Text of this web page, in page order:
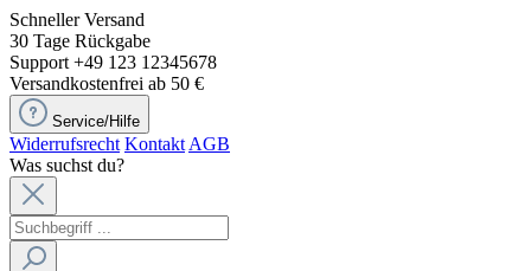
Schneller Versand
30 Tage Rückgabe
Support +49 123 12345678
Versandkostenfrei ab 50 €
Service/Hilfe
Widerrufsrecht Kontakt AGB
Was suchst du?